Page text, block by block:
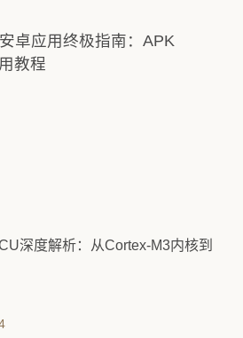
卓应用终极指南：APK
教程